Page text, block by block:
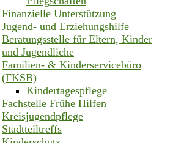
Finanzielle Unterstützung
Jugend- und Erziehungshilfe
Beratungsstelle für Eltern, Kinder
und Jugendliche
Familien- & Kinderservicebüro
(FKSB)
Kindertagespflege
Fachstelle Frühe Hilfen
Kreisjugendpflege
Stadtteiltreffs